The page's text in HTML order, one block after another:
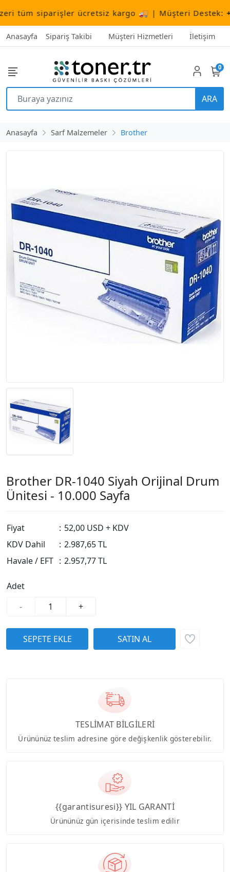
tüm siparişler ücretsiz kargo 🚚 | Müşteri Destek:+90
Anasayfa Sipariş Takibi Müşteri Hizmetleri İletişim
ARA
0
Anasayfa Sarf Malzemeler Brother
Brother DR-1040 Siyah Orijinal Drum
Ünitesi - 10.000 Sayfa
Fiyat : 52,00 USD + KDV
KDV Dahil
: 2.987,65 TL
Havale / EFT : 2.957,77 TL
Adet
-
+
TESLİMAT BİLGİLERİ
Ürününüz teslim adresine göre değişkenlik gösterebilir.
{{garantisuresi}} YIL GARANTİ
Ürününüz gün içerisinde teslim edilir